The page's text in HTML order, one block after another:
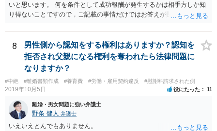
いと思います。 何を条件として成功報酬が発生するかは相手方しか知
り得ないことですので，ご記載の事情だけではお答えが難しいです。
せずに続いていることも，いずれもあり得ると思います。個々の弁護
士の考え方によります。
8
男性側から認知をする権利はありますか？認知を
拒否され父親になる権利を奪われたら法律問題に
なりますか？
#中絶 #離婚書類作成 #養育費 #労働・雇用契約違反 #慰謝料請求された側
2019年10月5日 役にたった 11
離婚・男女問題に強い弁護士
野条 健人 弁護士
いえいえとんでもありません。